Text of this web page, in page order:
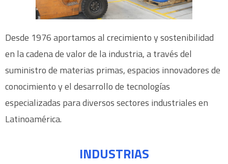
Desde 1976 aportamos al crecimiento y sostenibilidad
en la cadena de valor de la industria, a través del
suministro de materias primas, espacios innovadores de
conocimiento y el desarrollo de tecnologías
especializadas para diversos sectores industriales en
Latinoamérica.
INDUSTRIAS